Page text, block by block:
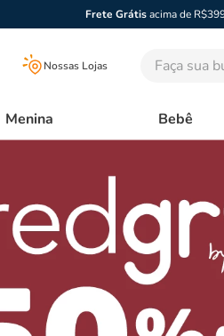
Frete Grátisacima de
Nossas Lojas Faça sua
Menina Bebê